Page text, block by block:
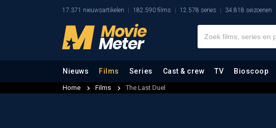
17.371 nieuwsartikelen 182.590 films 12.578 series 34.818 seizoenen
Nieuws Films Series Cast & crew TV Bioscoop
Home Films The Last Duel